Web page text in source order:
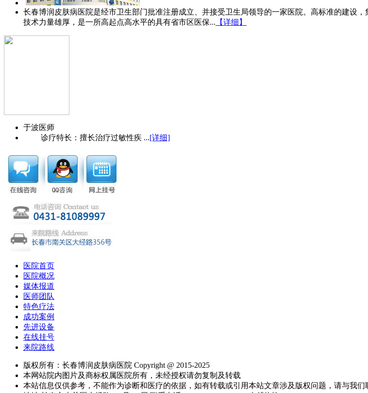
长春博润皮肤病医院是经市卫生部门批准注册成立、并接受卫生局领导的一家医院。高标准的建设
技术力量雄厚，是一所高起点高水平的具有省市区医保... 【详细】
于波医师
诊疗特长：擅长治疗过敏性疾 ...[详细]
医院首页
医院概况
媒体报道
医师团队
特色疗法
成功案例
先进设备
在线挂号
来院路线
版权所有：长春博润皮肤病医院 Copyright @ 2015-2025
本网站院内图片及商标权属医院所有，未经授权请勿复制及转载
本站信息仅供参考，不能作为诊断和医疗的依据，如有转载或引用本站文章涉及版权问题，请与我们